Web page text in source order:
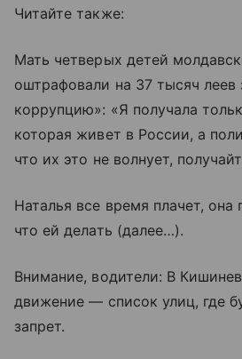
Читайте также:
Мать четверых детей
оштрафовали на 37 тысяч леев
коррупцию»: «Я получала
которая живет в России, а
что их это не волнует,
Наталья все время плачет, она
что ей делать (далее…).
Внимание, водители: В
движение — список улиц, где
запрет.